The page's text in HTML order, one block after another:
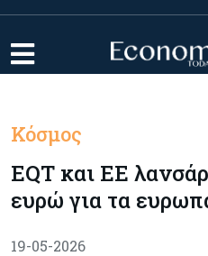
Κόσμος
EQT και ΕΕ
ευρώ για τα
19-05-2026